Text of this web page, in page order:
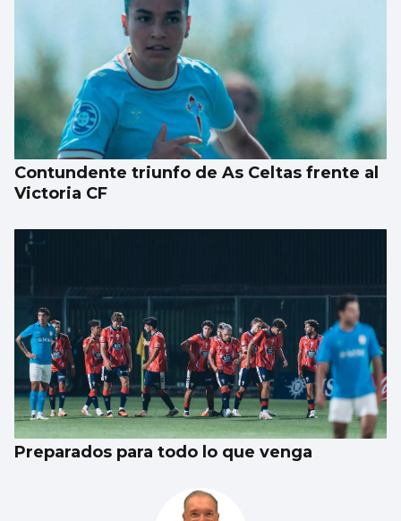
CEIP Balaídos: día de la Paz y no violencia
Contundente triunfo de As Celtas frente al
Victoria CF
Preparados para todo lo que venga